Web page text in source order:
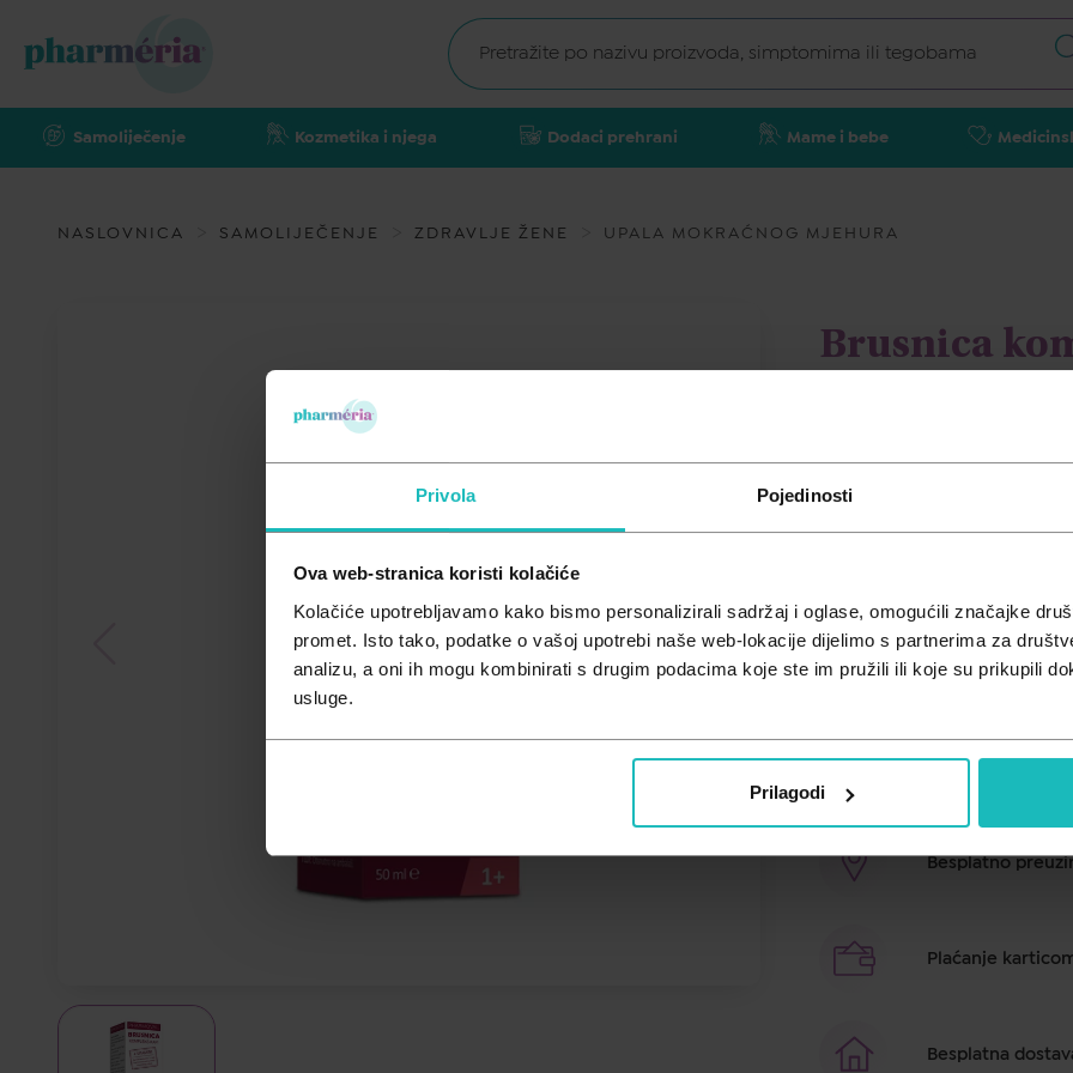
Privola Pojedinosti
Ova web-stranica koristi kolačiće
Kolačiće upotrebljavamo kako bismo personalizirali sadržaj i oglase, omogućili značajke
promet. Isto tako, podatke o vašoj upotrebi naše web-lokacije dijelimo s partnerima za
analizu, a oni ih mogu kombinirati s drugim podacima koje ste im pružili ili koje su prikupili
usluge.
Prilagodi
Samoliječenje Kozmetika i njega Dodaci prehrani Mame i bebe
NASLOVNICA SAMOLIJEČENJE ZDRAVLJE ŽENE UPALA MOKRAĆNOG MJEHURA
Brusnica
Brusnica kompleks kapi - tekući
života. Sadrži ekstrakt američke
odrasle, a konzumiraju se uz
uravnoteženoj prehrani. Važno
načina života.
Brza dostava u
Besplatno
Plaćanje
Besplatna